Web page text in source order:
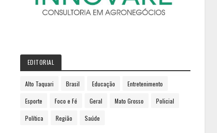
EDITORIAL
Alto Taquari Brasil Educação Entretenimento
Esporte Foco e Fé Geral Mato Grosso Policial
Política Região Saúde